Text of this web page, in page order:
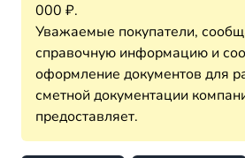
000 ₽.
Уважаемые покупатели,
справочную информацию и
оформление документов для
сметной документации
предоставляет.